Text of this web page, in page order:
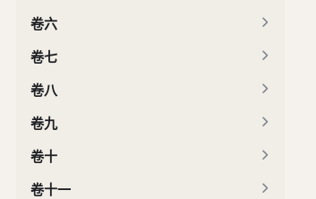
卷六
卷七
卷八
卷九
卷十
卷十一